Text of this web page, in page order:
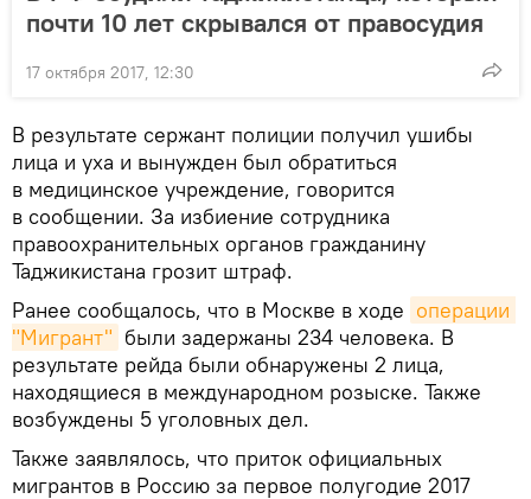
почти 10 лет скрывался от правосудия
17 октября 2017, 12:30
В результате сержант полиции получил ушибы
лица и уха и вынужден был обратиться
в медицинское учреждение, говорится
в сообщении. За избиение сотрудника
правоохранительных органов гражданину
Таджикистана грозит штраф.
Ранее сообщалось, что в Москве в ходе операции
"Мигрант" были задержаны 234 человека. В
результате рейда были обнаружены 2 лица,
находящиеся в международном розыске. Также
возбуждены 5 уголовных дел.
Также заявлялось, что приток официальных
мигрантов в Россию за первое полугодие 2017